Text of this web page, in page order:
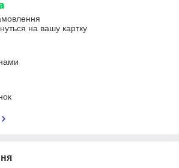
на вашу картку